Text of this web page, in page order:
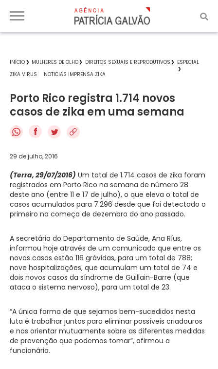
INÍCIO MULHERES DE OLHO DIREITOS SEXUAIS E REPRODUTIVOS
ESPECIAL
ZIKA VIRUS
NOTICIAS IMPRENSA ZIKA
Porto Rico registra 1.714 novos
casos de zika em uma semana
f
29 de julho, 2016
(Terra, 29/07/2016) Um total de 1.714 casos de zika foram
registrados em Porto Rico na semana de número 28
deste ano (entre 11 e 17 de julho), o que eleva o total de
casos acumulados para 7.296 desde que foi detectado o
primeiro no começo de dezembro do ano passado.
A secretária do Departamento de Saúde, Ana Ríus,
informou hoje através de um comunicado que entre os
novos casos estão 116 grávidas, para um total de 788;
nove hospitalizações, que acumulam um total de 74 e
dois novos casos da síndrome de Guillain-Barre (que
ataca o sistema nervoso), para um total de 23.
“A única forma de que sejamos bem-sucedidos nesta
luta é trabalhar juntos para eliminar possíveis criadouros
e nos orientar mutuamente sobre as diferentes medidas
de prevenção que podemos tomar”, afirmou a
funcionária.